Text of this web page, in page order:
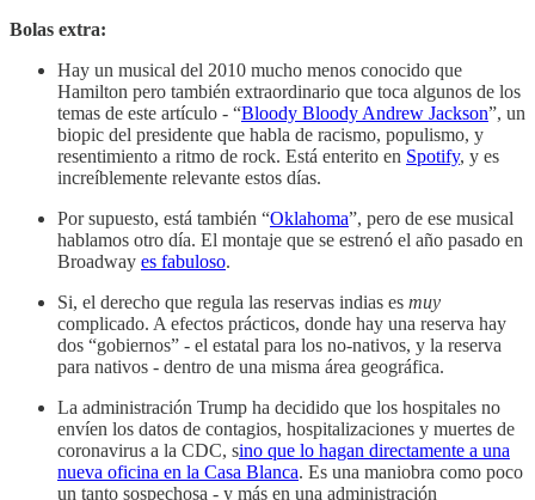
Bolas extra:
Hay un musical del 2010 mucho menos conocido que
Hamilton pero también extraordinario que toca algunos de los
temas de este artículo - “Bloody Bloody Andrew Jackson”, un
biopic del presidente que habla de racismo, populismo, y
resentimiento a ritmo de rock. Está enterito en Spotify, y es
increíblemente relevante estos días.
Por supuesto, está también “Oklahoma”, pero de ese musical
hablamos otro día. El montaje que se estrenó el año pasado en
Broadway es fabuloso.
Si, el derecho que regula las reservas indias es muy
complicado. A efectos prácticos, donde hay una reserva hay
dos “gobiernos” - el estatal para los no-nativos, y la reserva
para nativos - dentro de una misma área geográfica.
La administración Trump ha decidido que los hospitales no
envíen los datos de contagios, hospitalizaciones y muertes de
coronavirus a la CDC, sino que lo hagan directamente a una
nueva oficina en la Casa Blanca. Es una maniobra como poco
un tanto sospechosa - y más en una administración